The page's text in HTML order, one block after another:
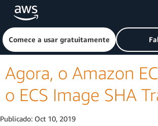
Pular para o conteúdo principal
Clique aqui para voltar à página
Comece a usar gratuitamente
Agora, o Amazon
o ECS Image SHA
Publicado: Oct 10, 2019